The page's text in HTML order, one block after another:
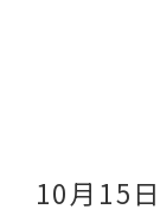
10月15